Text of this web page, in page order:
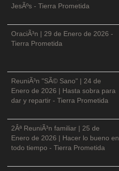
JesÃºs - Tierra Prometida
OraciÃ³n | 29 de Enero de 2026 -
Tierra Prometida
ReuniÃ³n "SÃ© Sano" | 24 de
Enero de 2026 | Hasta sobra para
dar y repartir - Tierra Prometida
2Âª ReuniÃ³n familiar | 25 de
Enero de 2026 | Hacer lo bueno en
todo tiempo - Tierra Prometida